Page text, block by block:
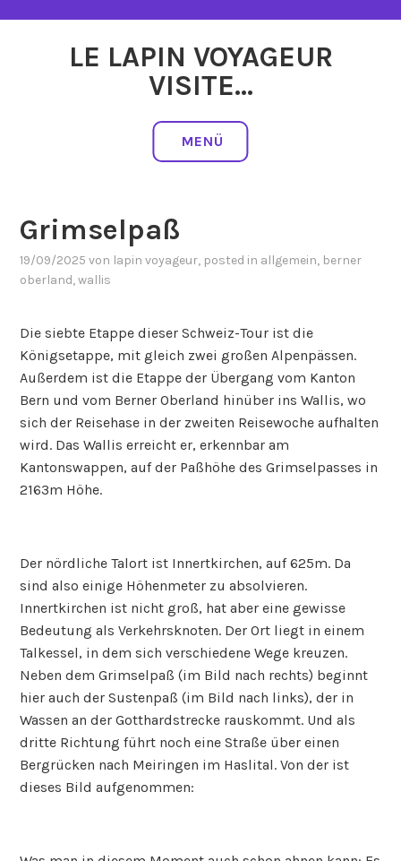
LE LAPIN VOYAGEUR
VISITE…
MENÜ
Grimselpaß
19/09/2025 von lapin voyageur, posted in allgemein, berner
oberland,wallis
Die siebte Etappe dieser Schweiz-Tour ist die
Königsetappe, mit gleich zwei großen Alpenpässen.
Außerdem ist die Etappe der Übergang vom Kanton
Bern und vom Berner Oberland hinüber ins Wallis, wo
sich der Reisehase in der zweiten Reisewoche aufhalten
wird. Das Wallis erreicht er, erkennbar am
Kantonswappen, auf der Paßhöhe des Grimselpasses in
2163m Höhe.
Der nördliche Talort ist Innertkirchen, auf 625m. Da
sind also einige Höhenmeter zu absolvieren.
Innertkirchen ist nicht groß, hat aber eine gewisse
Bedeutung als Verkehrsknoten. Der Ort liegt in einem
Talkessel, in dem sich verschiedene Wege kreuzen.
Neben dem Grimselpaß (im Bild nach rechts) beginnt
hier auch der Sustenpaß (im Bild nach links), der in
Wassen an der Gotthardstrecke rauskommt. Und als
dritte Richtung führt noch eine Straße über einen
Bergrücken nach Meiringen im Haslital. Von der ist
dieses Bild aufgenommen: